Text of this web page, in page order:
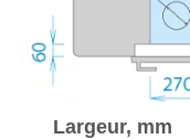
Largeur, mm